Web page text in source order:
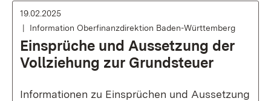
19.02.2025
Information Oberfinanzdirektion Baden-Württemberg
Einsprüche und Aussetzung der
Vollziehung zur Grundsteuer
Informationen zu Einsprüchen und Aussetzung